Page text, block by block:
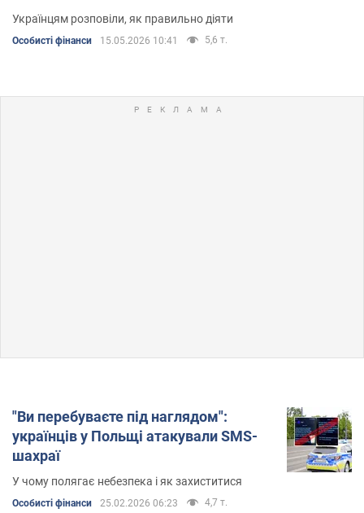
Українцям розповіли, як правильно діяти
Особисті фінанси 15.05.2026 10:41 5,6 т.
"Ви перебуваєте під наглядом":
українців у Польщі атакували SMS-
шахраї
У чому полягає небезпека і як захиститися
Особисті фінанси 25.02.2026 06:23 4,7 т.